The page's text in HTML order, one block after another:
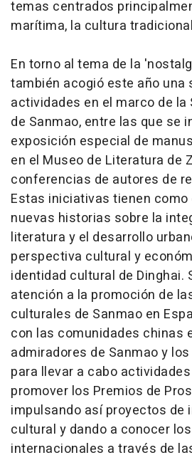
temas centrados
marítima, la cultura
En torno al tema de la
también acogió este año una
actividades en el marco de la
de Sanmao, entre las que se
exposición especial de
en el Museo de Literatura de
conferencias de autores de
Estas iniciativas tienen
nuevas historias sobre la
literatura y el desarrollo
perspectiva cultural y
identidad cultural de Dinghai.
atención a la promoción de
culturales de Sanmao en
con las comunidades chinas
admiradores de Sanmao y
para llevar a cabo
promover los Premios de
impulsando así proyectos de
cultural y dando a conocer
internacionales a través de